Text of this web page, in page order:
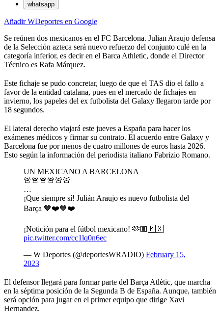
whatsapp
Añadir WDeportes en Google
Se reúnen dos mexicanos en el FC Barcelona. Julian Araujo defensa
de la Selección azteca será nuevo refuerzo del conjunto culé en la
categoría inferior, es decir en el Barca Athletic, donde el Director
Técnico es Rafa Márquez.
Este fichaje se pudo concretar, luego de que el TAS dio el fallo a
favor de la entidad catalana, pues en el mercado de fichajes en
invierno, los papeles del ex futbolista del Galaxy llegaron tarde por
18 segundos.
El lateral derecho viajará este jueves a España para hacer los
exámenes médicos y firmar su contrato. El acuerdo entre Galaxy y
Barcelona fue por menos de cuatro millones de euros hasta 2026.
Esto según la información del periodista italiano Fabrizio Romano.
UN MEXICANO A BARCELONA
🚨🚨🚨🚨🚨🚨
…
¡Que siempre sí! Julián Araujo es nuevo futbolista del
Barça 💙❤️💙❤️
¡Notición para el fútbol mexicano! 🫶🏼🇲🇽
pic.twitter.com/cc1lq0n6ec
— W Deportes (@deportesWRADIO) February 15,
2023
El defensor llegará para formar parte del Barça Atlètic, que marcha
en la séptima posición de la Segunda B de España. Aunque, también
será opción para jugar en el primer equipo que dirige Xavi
Hernandez.